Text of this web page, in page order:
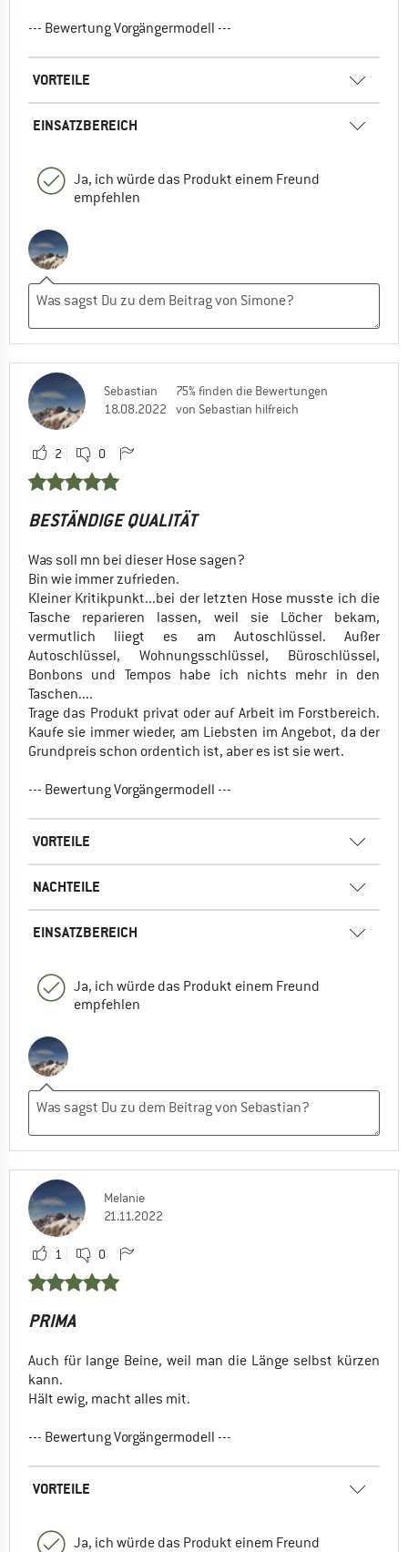
--- Bewertung Vorgängermodell ---
VORTEILE
EINSATZBEREICH
Ja, ich würde das Produkt einem Freund
empfehlen
Sebastian
18.08.2022
75% finden die Bewertungen
von Sebastian hilfreich
2 0
BESTÄNDIGE QUALITÄT
Was soll mn bei dieser Hose sagen?
Bin wie immer zufrieden.
Kleiner Kritikpunkt...bei der letzten Hose musste ich die
Tasche reparieren lassen, weil sie Löcher bekam,
vermutlich liiegt es am Autoschlüssel. Außer
Autoschlüssel, Wohnungsschlüssel, Büroschlüssel,
Bonbons und Tempos habe ich nichts mehr in den
Taschen....
Trage das Produkt privat oder auf Arbeit im Forstbereich.
Kaufe sie immer wieder, am Liebsten im Angebot, da der
Grundpreis schon ordentich ist, aber es ist sie wert.
--- Bewertung Vorgängermodell ---
VORTEILE
NACHTEILE
EINSATZBEREICH
Ja, ich würde das Produkt einem Freund
empfehlen
Melanie
21.11.2022
1 0
PRIMA
Auch für lange Beine, weil man die Länge selbst kürzen
kann.
Hält ewig, macht alles mit.
--- Bewertung Vorgängermodell ---
VORTEILE
Ja, ich würde das Produkt einem Freund